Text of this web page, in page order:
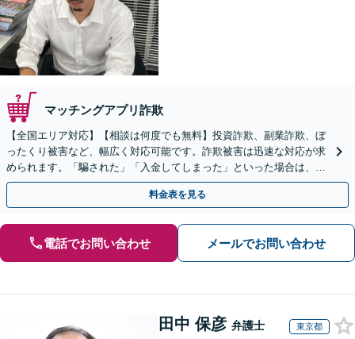
マッチングアプリ詐欺
【全国エリア対応】【相談は何度でも無料】投資詐欺、副業詐欺、ぼ
ったくり被害など、幅広く対応可能です。詐欺被害は迅速な対応が求
められます。「騙された」「入金してしまった」といった場合は、お
早めにご相談ください。【電話・メール・WEB相談可】
料金表を見る
電話でお問い合わせ メールでお問い合わせ
田中 保彦 弁護士 東京都